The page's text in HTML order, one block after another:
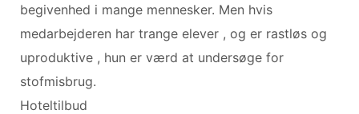
begivenhed i mange mennesker. Men hvis
medarbejderen har trange elever , og er rastløs og
uproduktive , hun er værd at undersøge for
stofmisbrug.
Hoteltilbud